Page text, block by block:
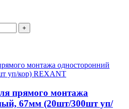
прямого монтажа
67мм (20шт/300шт уп/